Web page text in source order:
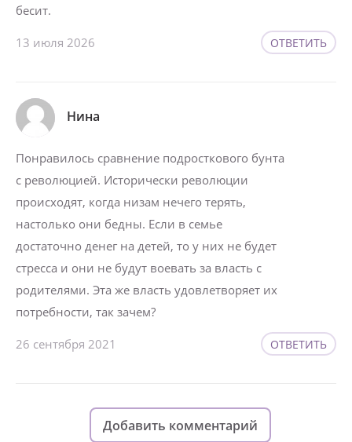
бесит.
13 июля 2026 ОТВЕТИТЬ
Нина
Понравилось сравнение подросткового бунта
с революцией. Исторически революции
происходят, когда низам нечего терять,
настолько они бедны. Если в семье
достаточно денег на детей, то у них не будет
стресса и они не будут воевать за власть с
родителями. Эта же власть удовлетворяет их
потребности, так зачем?
26 сентября 2021 ОТВЕТИТЬ
Добавить комментарий